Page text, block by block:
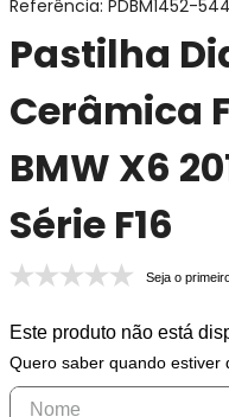
Referência: PDBM1452-
Pastilha
Cerâmica
BMW X6
Série F16
Seja o
Este produto não está
Quero saber quando estiver